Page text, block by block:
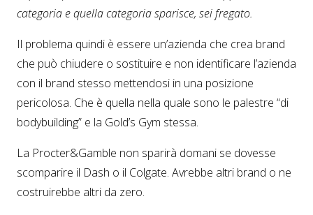
categoria e quella categoria sparisce, sei fregato.
Il problema quindi è essere un’azienda che crea brand
che può chiudere o sostituire e non identificare l’azienda
con il brand stesso mettendosi in una posizione
pericolosa. Che è quella nella quale sono le palestre “di
bodybuilding” e la Gold’s Gym stessa.
La Procter&Gamble non sparirà domani se dovesse
scomparire il Dash o il Colgate. Avrebbe altri brand o ne
costruirebbe altri da zero.